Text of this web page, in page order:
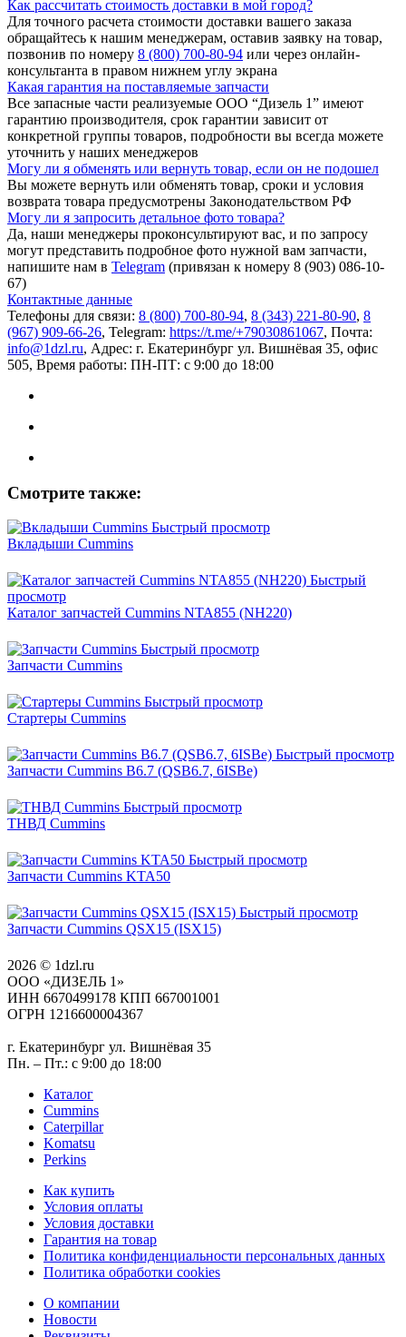
Как рассчитать стоимость доставки в мой город?
Для точного расчета стоимости доставки вашего заказа
обращайтесь к нашим менеджерам, оставив заявку на товар,
позвонив по номеру 8 (800) 700-80-94 или через онлайн-
консультанта в правом нижнем углу экрана
Какая гарантия на поставляемые запчасти
Все запасные части реализуемые ООО “Дизель 1” имеют
гарантию производителя, срок гарантии зависит от
конкретной группы товаров, подробности вы всегда можете
уточнить у наших менеджеров
Могу ли я обменять или вернуть товар, если он не подошел
Вы можете вернуть или обменять товар, сроки и условия
возврата товара предусмотрены Законодательством РФ
Могу ли я запросить детальное фото товара?
Да, наши менеджеры проконсультируют вас, и по запросу
могут представить подробное фото нужной вам запчасти,
напишите нам в Telegram (привязан к номеру 8 (903) 086-10-
67)
Контактные данные
Телефоны для связи: 8 (800) 700-80-94, 8 (343) 221-80-90, 8
(967) 909-66-26, Telegram: https://t.me/+79030861067, Почта:
info@1dzl.ru, Адрес: г. Екатеринбург ул. Вишнёвая 35, офис
505, Время работы: ПН-ПТ: с 9:00 до 18:00
Смотрите также:
Быстрый просмотр
Вкладыши Cummins
Быстрый
просмотр
Каталог запчастей Cummins NTA855 (NH220)
Быстрый просмотр
Запчасти Cummins
Быстрый просмотр
Стартеры Cummins
Быстрый просмотр
Запчасти Cummins B6.7 (QSB6.7, 6ISBe)
Быстрый просмотр
ТНВД Cummins
Быстрый просмотр
Запчасти Cummins KTA50
Быстрый просмотр
Запчасти Cummins QSX15 (ISX15)
2026 © 1dzl.ru
ООО «ДИЗЕЛЬ 1»
ИНН 6670499178 КПП 667001001
ОГРН 1216600004367
г. Екатеринбург ул. Вишнёвая 35
Пн. – Пт.: с 9:00 до 18:00
Каталог
Cummins
Caterpillar
Komatsu
Perkins
Как купить
Условия оплаты
Условия доставки
Гарантия на товар
Политика конфиденциальности персональных данных
Политика обработки cookies
О компании
Новости